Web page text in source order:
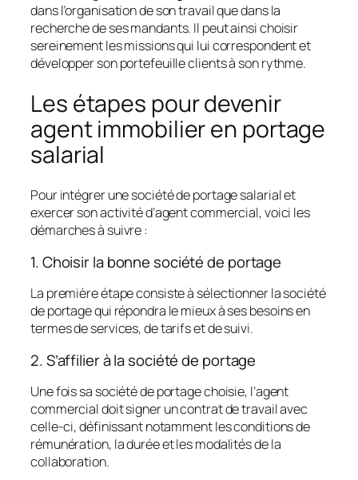
dans l’organisation de son travail que dans la
recherche de ses mandants. Il peut ainsi choisir
sereinement les missions qui lui correspondent et
développer son portefeuille clients à son rythme.
Les étapes pour devenir
agent immobilier en portage
salarial
Pour intégrer une société de portage salarial et
exercer son activité d’agent commercial, voici les
démarches à suivre :
1. Choisir la bonne société de portage
La première étape consiste à sélectionner la société
de portage qui répondra le mieux à ses besoins en
termes de services, de tarifs et de suivi.
2. S’affilier à la société de portage
Une fois sa société de portage choisie, l’agent
commercial doit signer un contrat de travail avec
celle-ci, définissant notamment les conditions de
rémunération, la durée et les modalités de la
collaboration.